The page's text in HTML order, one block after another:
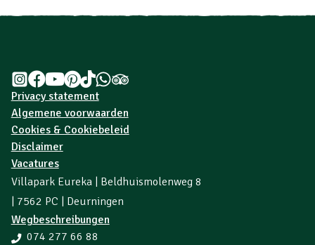
Privacy statement
Algemene voorwaarden
Cookies & Cookiebeleid
Disclaimer
Vacatures
Villapark Eureka | Beldhuismolenweg 8
| 7562 PC | Deurningen
Wegbeschreibungen
074 277 66 88